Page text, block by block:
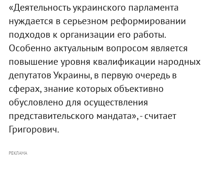
«Деятельность украинского парламента
нуждается в серьезном реформировании
подходов к организации его работы.
Особенно актуальным вопросом является
повышение уровня квалификации народных
депутатов Украины, в первую очередь в
сферах, знание которых объективно
обусловлено для осуществления
представительского мандата», - считает
Григорович.
РЕКЛАМА